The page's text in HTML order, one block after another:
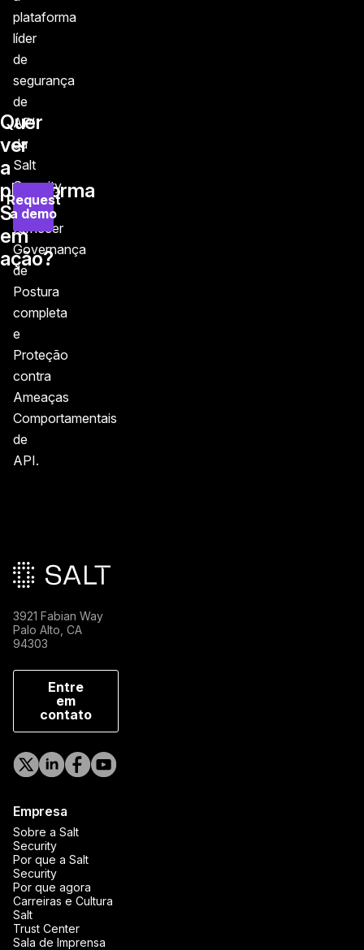
Quer
ver
a
plataforma
Salt
em
ação?
plataforma
líder
de
segurança
de
API
da
Salt
Security
pode
fornecer
Governança
de
Postura
completa
e
Proteção
contra
Ameaças
Comportamentais
de
API.
Request
a demo
3921 Fabian Way
Palo Alto, CA
94303
Entre
em
contato
Empresa
Sobre a Salt
Security
Por que a Salt
Security
Por que agora
Carreiras e Cultura
Salt
Trust Center
Sala de Imprensa